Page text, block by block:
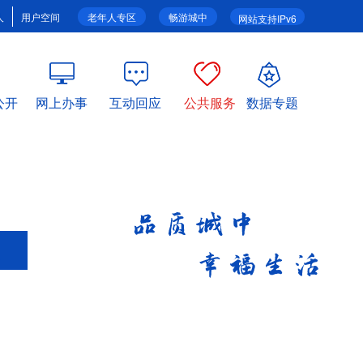
网站支持IPv6
畅游城中
老年人专区
用户空间
开 网上办事 互动回应 公共服务 数据专题